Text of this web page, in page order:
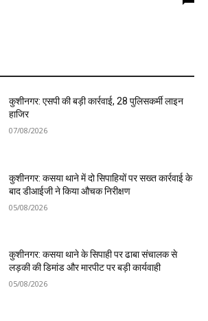
कुशीनगर: एसपी की बड़ी कार्रवाई, 28 पुलिसकर्मी लाइन
हाजिर
07/08/2026
कुशीनगर: कसया थाने में दो सिपाहियों पर सख्त कार्रवाई के
बाद डीआईजी ने किया औचक निरीक्षण
05/08/2026
कुशीनगर: कसया थाने के सिपाही पर ढाबा संचालक से
लड़की की डिमांड और मारपीट पर बड़ी कार्यवाही
05/08/2026